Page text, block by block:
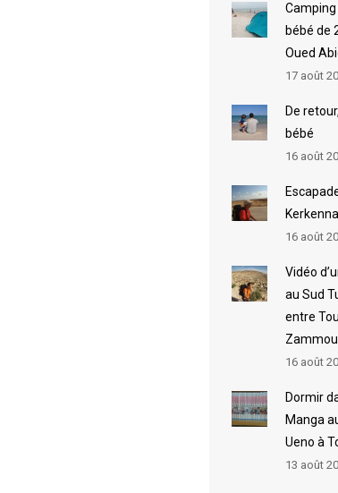
bébé de
Oued
17 août
De
bébé
16 août
16 août
Vidéo
au Sud
entre
16 août
Dormir
Manga
Ueno à
13 août